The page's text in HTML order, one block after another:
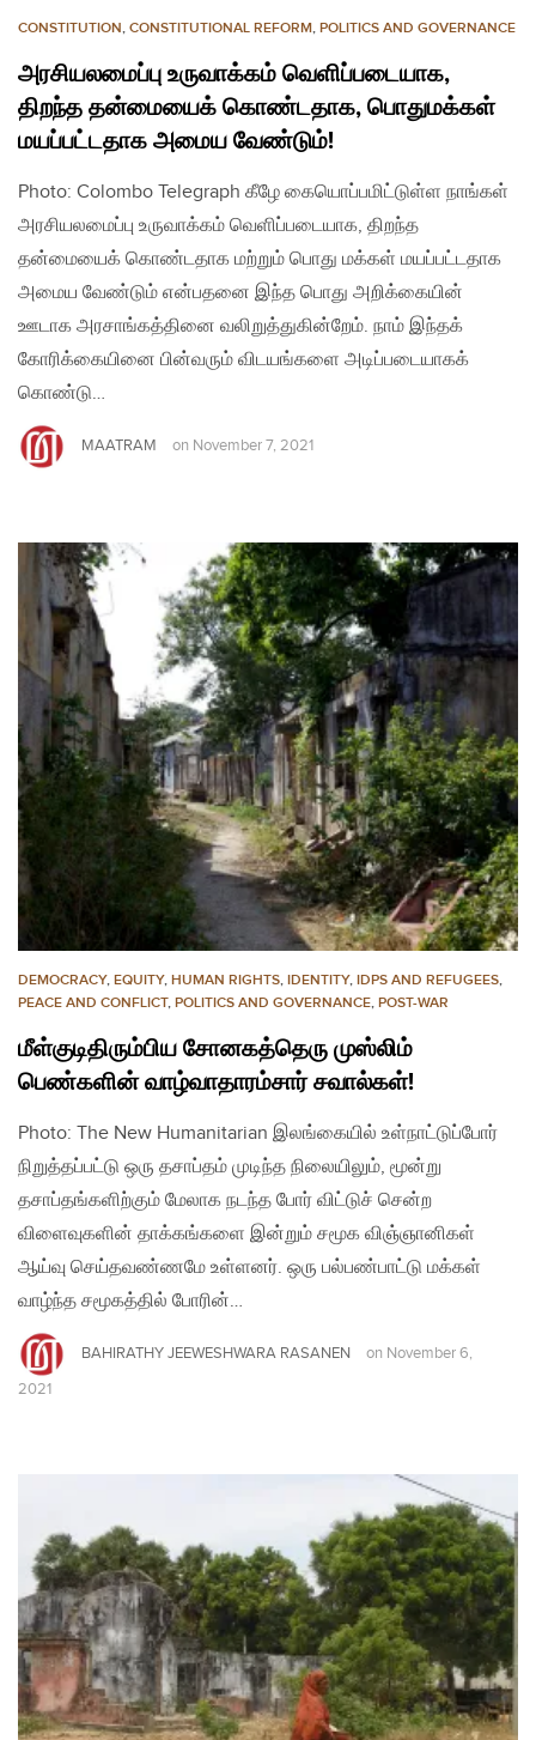
CONSTITUTION, CONSTITUTIONAL REFORM, POLITICS AND GOVERNANCE
அரசியலமைப்பு உருவாக்கம் வெளிப்படையாக,
திறந்த தன்மையைக் கொண்டதாக, பொதுமக்கள்
மயப்பட்டதாக அமைய வேண்டும்!
Photo: Colombo Telegraph கீழே கையொப்பமிட்டுள்ள நாங்கள்
அரசியலமைப்பு உருவாக்கம் வெளிப்படையாக, திறந்த
தன்மையைக் கொண்டதாக மற்றும் பொது மக்கள் மயப்பட்டதாக
அமைய வேண்டும் என்பதனை இந்த பொது அறிக்கையின்
ஊடாக அரசாங்கத்தினை வலிறுத்துகின்றேம். நாம் இந்தக்
கோரிக்கையினை பின்வரும் விடயங்களை அடிப்படையாகக்
கொண்டு…
MAATRAM on November 7, 2021
DEMOCRACY, EQUITY, HUMAN RIGHTS, IDENTITY, IDPS AND REFUGEES,
PEACE AND CONFLICT, POLITICS AND GOVERNANCE, POST-WAR
மீள்குடிதிரும்பிய சோனகத்தெரு முஸ்லிம்
பெண்களின் வாழ்வாதாரம்சார் சவால்கள்!
Photo: The New Humanitarian இலங்கையில் உள்நாட்டுப்போர்
நிறுத்தப்பட்டு ஒரு தசாப்தம் முடிந்த நிலையிலும், மூன்று
தசாப்தங்களிற்கும் மேலாக நடந்த போர் விட்டுச் சென்ற
விளைவுகளின் தாக்கங்களை இன்றும் சமூக விஞ்ஞானிகள்
ஆய்வு செய்தவண்ணமே உள்ளனர். ஒரு பல்பண்பாட்டு மக்கள்
வாழ்ந்த சமூகத்தில் போரின்…
BAHIRATHY JEEWESHWARA RASANEN on November 6,
2021